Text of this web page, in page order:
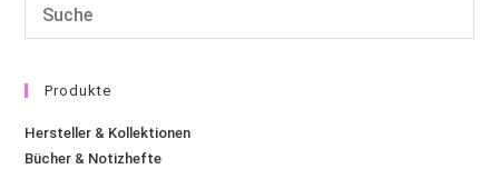
Produkte
Hersteller & Kollektionen
Bücher & Notizhefte